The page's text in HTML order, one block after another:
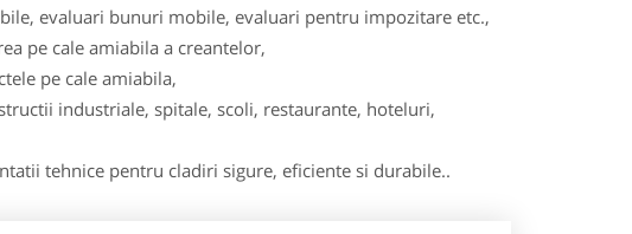
evaluari bunuri mobile, evaluari pentru impozitare etc.,
pe cale amiabila a creantelor,
pe cale amiabila,
industriale, spitale, scoli, restaurante, hoteluri,
tehnice pentru cladiri sigure, eficiente si durabile..